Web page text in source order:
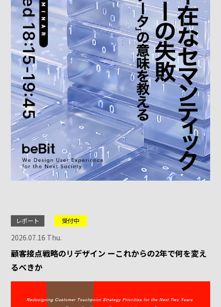
レポート 受付中
2026.07.16 Thu.
顧客接点戦略のリデザイン ーこれからの2年で何を変え
るべきか